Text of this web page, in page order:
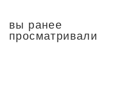
вы ранее
просматривали